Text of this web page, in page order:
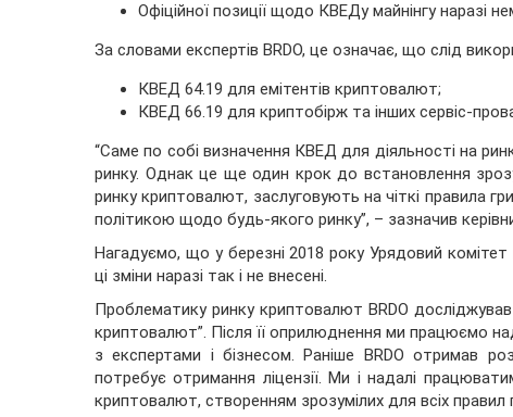
Офіційної позиції щодо КВЕДу майнінгу наразі
За словами експертів BRDO, це означає, що слід
КВЕД 64.19 для емітентів криптовалют;
КВЕД 66.19 для криптобірж та інших сервіс-
“Саме по собі визначення КВЕД для діяльності на
ринку. Однак це ще один крок до встановлення
ринку криптовалют, заслуговують на чіткі правила
політикою щодо будь-якого ринку”, – зазначив
Нагадуємо, що у березні 2018 року Урядовий
ці зміни наразі так і не внесені.
Проблематику ринку криптовалют BRDO
криптовалют”. Після її оприлюднення ми працюємо
з експертами і бізнесом. Раніше BRDO отримав
потребує отримання ліцензії. Ми і надалі
криптовалют, створенням зрозумілих для всіх правил